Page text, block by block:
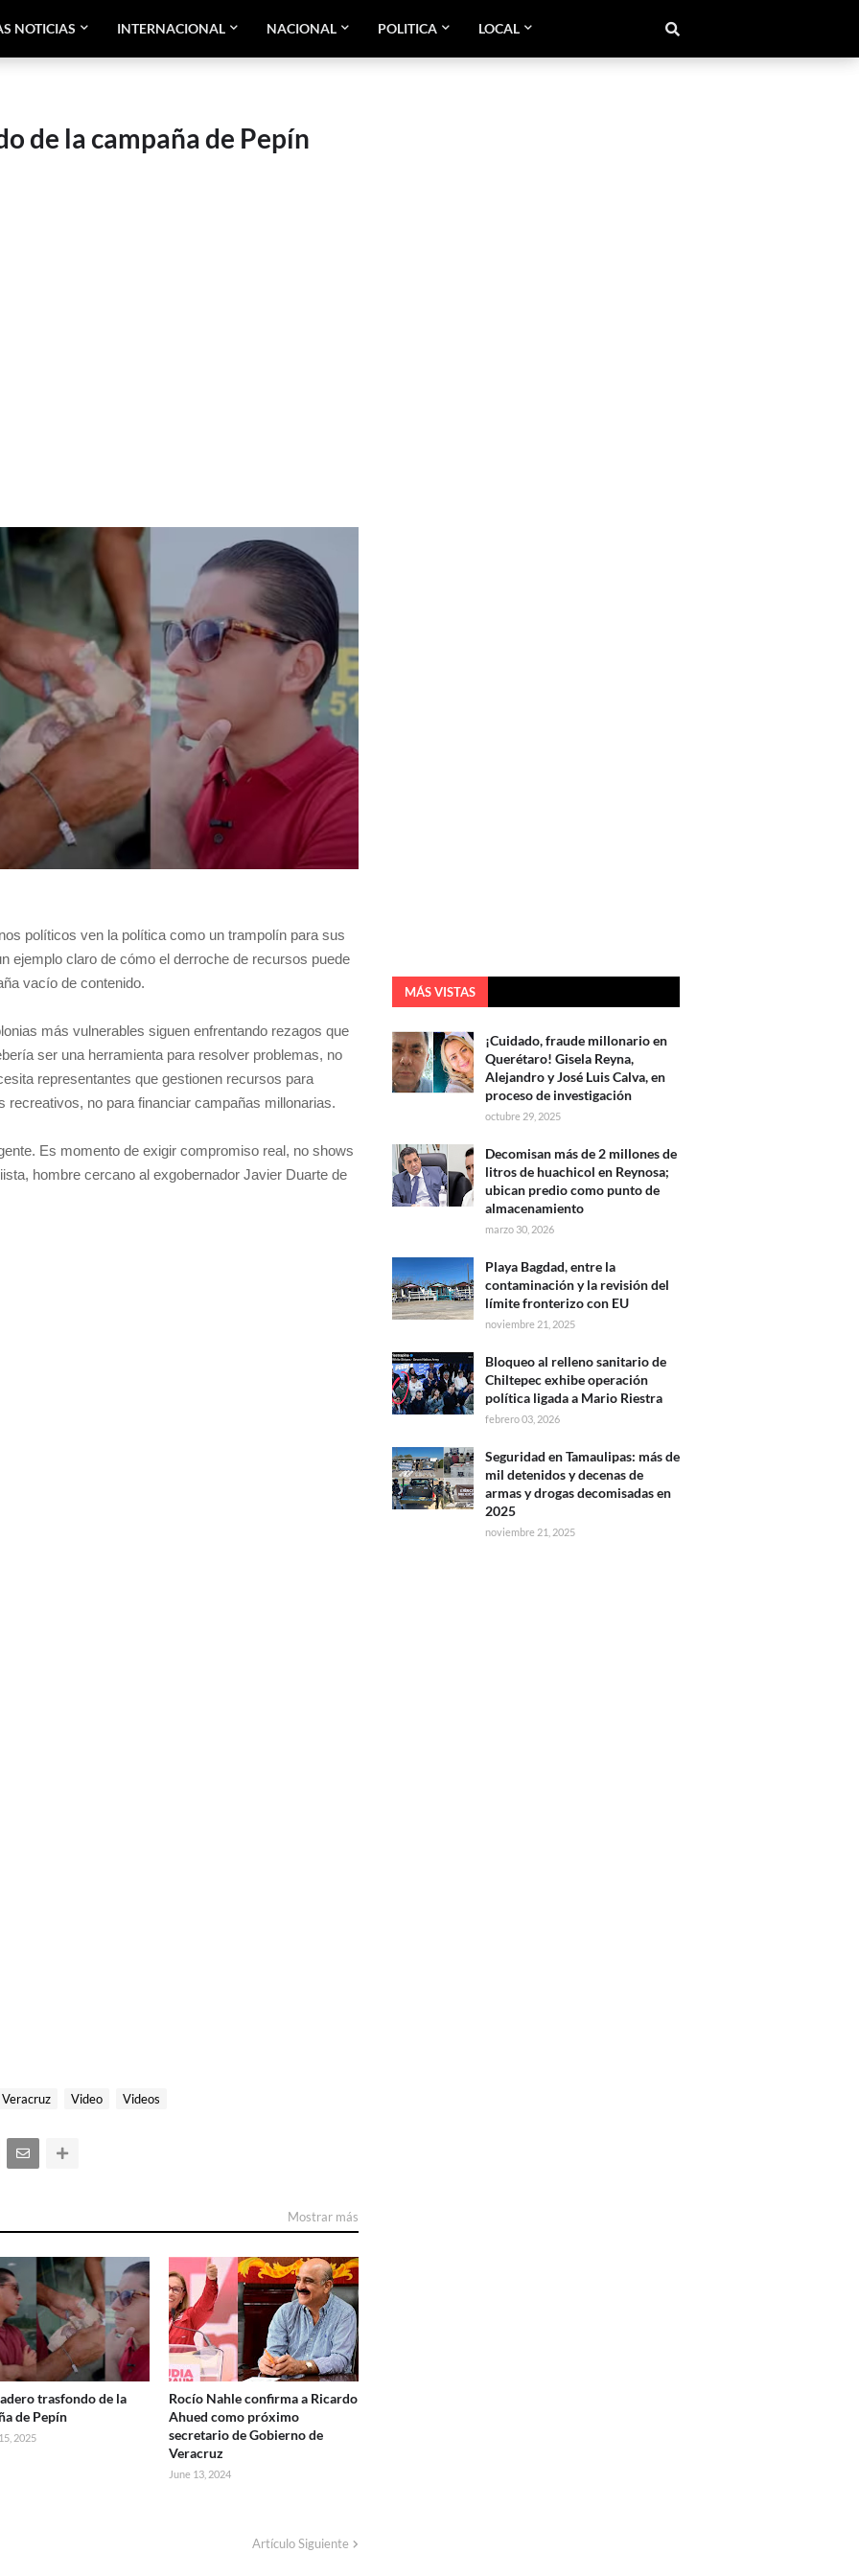
NOTICIAS INTERNACIONAL NACIONAL POLITICA LOCAL
de la campaña de Pepín
políticos ven la política como un trampolín para sus
ejemplo claro de cómo el derroche de recursos puede
vacío de contenido.
más vulnerables siguen enfrentando rezagos que
ser una herramienta para resolver problemas, no
representantes que gestionen recursos para
recreativos, no para financiar campañas millonarias.
Es momento de exigir compromiso real, no shows
hombre cercano al exgobernador Javier Duarte de
Veracruz Video Videos
Mostrar más
trasfondo de la
de Pepín
2025
Rocío Nahle confirma a Ricardo
Ahued como próximo
secretario de Gobierno de
Veracruz
June 13, 2024
Artículo Siguiente
MÁS VISTAS
¡Cuidado, fraude millonario en
Querétaro! Gisela Reyna,
Alejandro y José Luis Calva, en
proceso de investigación
octubre 29, 2025
Decomisan más de 2 millones de
litros de huachicol en Reynosa;
ubican predio como punto de
almacenamiento
marzo 30, 2026
Playa Bagdad, entre la
contaminación y la revisión del
límite fronterizo con EU
noviembre 21, 2025
Bloqueo al relleno sanitario de
Chiltepec exhibe operación
política ligada a Mario Riestra
febrero 03, 2026
Seguridad en Tamaulipas: más de
mil detenidos y decenas de
armas y drogas decomisadas en
2025
noviembre 21, 2025